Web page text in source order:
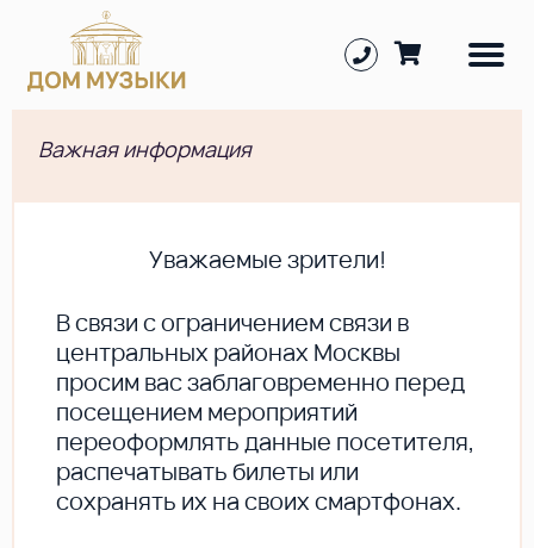
Важная информация
Уважаемые зрители!
В cвязи с ограничением связи в
центральных районах Москвы
просим вас заблаговременно перед
посещением мероприятий
переоформлять данные посетителя,
распечатывать билеты или
сохранять их на своих смартфонах.